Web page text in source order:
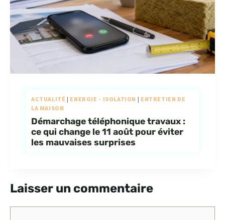
ACTUALITÉ | ENERGIE - ISOLATION | ENTRETIEN DE
LA MAISON
Démarchage téléphonique travaux :
ce qui change le 11 août pour éviter
les mauvaises surprises
Laisser un commentaire